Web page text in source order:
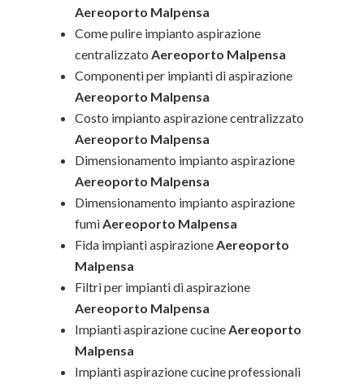
Aereoporto Malpensa
Come pulire impianto aspirazione
centralizzato Aereoporto Malpensa
Componenti per impianti di aspirazione
Aereoporto Malpensa
Costo impianto aspirazione centralizzato
Aereoporto Malpensa
Dimensionamento impianto aspirazione
Aereoporto Malpensa
Dimensionamento impianto aspirazione
fumiAereoporto Malpensa
Fida impianti aspirazioneAereoporto
Malpensa
Filtri per impianti di aspirazione
Aereoporto Malpensa
Impianti aspirazione cucineAereoporto
Malpensa
Impianti aspirazione cucine professionali